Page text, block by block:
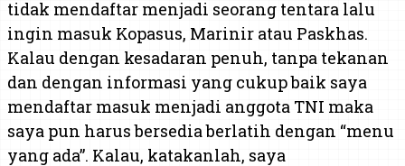
tidak mendaftar menjadi seorang tentara lalu
ingin masuk Kopasus, Marinir atau Paskhas.
Kalau dengan kesadaran penuh, tanpa tekanan
dan dengan informasi yang cukup baik saya
mendaftar masuk menjadi anggota TNI maka
saya pun harus bersedia berlatih dengan “menu
yang ada”. Kalau, katakanlah, saya